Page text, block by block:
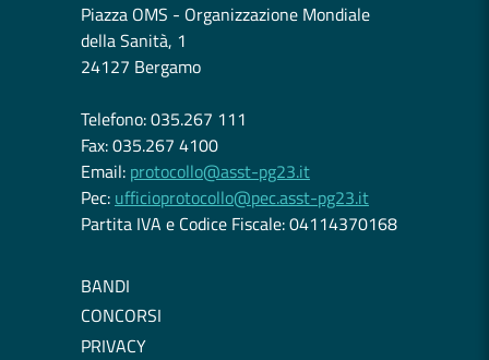
Piazza OMS - Organizzazione Mondiale
della Sanità, 1
24127 Bergamo
Telefono: 035.267 111
Fax: 035.267 4100
Email: protocollo@asst-pg23.it
Pec: ufficioprotocollo@pec.asst-pg23.it
Partita IVA e Codice Fiscale: 04114370168
BANDI
CONCORSI
PRIVACY